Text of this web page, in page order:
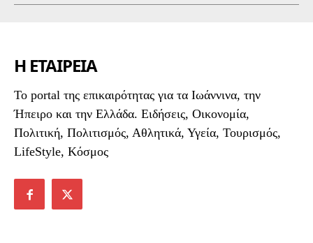
Η ΕΤΑΙΡΕΙΑ
To portal της επικαιρότητας για τα Ιωάννινα, την
Ήπειρο και την Ελλάδα. Ειδήσεις, Οικονομία,
Πολιτική, Πολιτισμός, Αθλητικά, Υγεία, Τουρισμός,
LifeStyle, Κόσμος